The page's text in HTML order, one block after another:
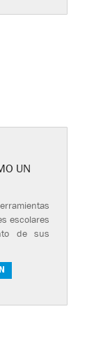
UN
escolares
de sus